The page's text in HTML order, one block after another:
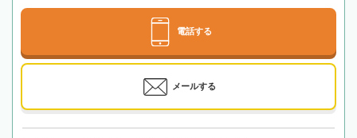
電話する
メールする